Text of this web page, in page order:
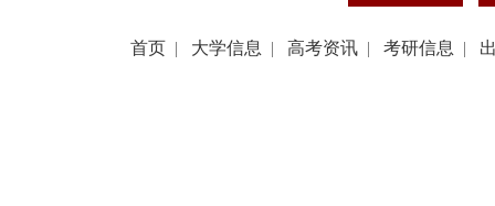
首页 | 大学信息 | 高考资讯 | 考研信息 |